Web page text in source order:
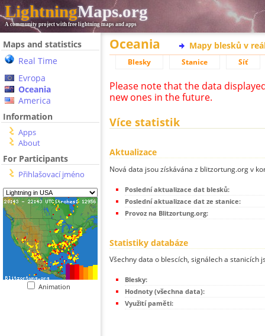
LightningMaps.org
A community project with free lightning maps and apps
Maps and statistics
Real Time
Evropa
Oceania
America
Information
Apps
About
For Participants
Přihlašovací jméno
Animation
Oceania Mapy blesků v
Blesky Stanice Síť
Please note that the data
new ones in the future.
Více statistik
Aktualizace
Nová data jsou získávána z blitzortung.org v
Poslední aktualizace dat blesků:
Poslední aktualizace dat ze stanice:
Provoz na Blitzortung.org:
Statistiky databáze
Všechny data o blescích, signálech a
Blesky:
Hodnoty (všechna data):
Využití paměti: